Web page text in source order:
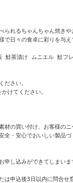
れるちゃんちゃん焼きや
日々の食卓に彩りを与え
鮭茶漬け ムニエル 鮭フ
ださい。
けてください。
の買い付け、お客様のニ
・安心でおいしい製品づ
申し込みができてしまい
は申込後3日以内に問合せ